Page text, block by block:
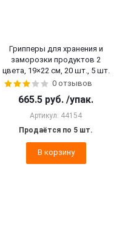
Грипперы для хранения и
заморозки продуктов 2
цвета, 19×22 см, 20 шт., 5 шт.
0 отзывов
665.5 руб. /упак.
Артикул: 44154
Продаётся по 5 шт.
В корзину